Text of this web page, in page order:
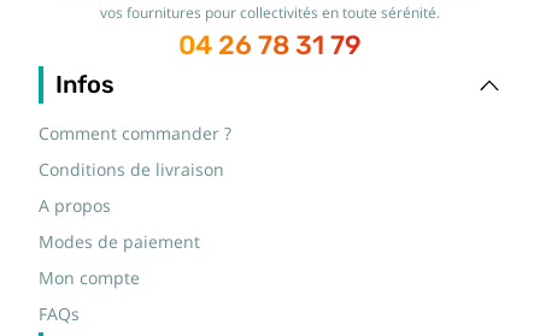
vos fournitures pour collectivités en toute sérénité.
04 26 78 31 79
Infos
Comment commander ?
Conditions de livraison
A propos
Modes de paiement
Mon compte
FAQs